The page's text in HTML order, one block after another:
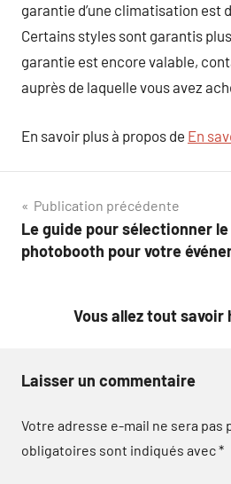
garantie d’une climatisation est
Certains styles sont garantis
garantie est encore valable,
auprès de laquelle vous avez
En savoir plus à propos de En
Navigation
de
Publication précédente
Le guide pour sélectionner
photobooth pour votre
Vous allez tout
Laisser un commentaire
Votre adresse e-mail ne sera pas
obligatoires sont indiqués avec*